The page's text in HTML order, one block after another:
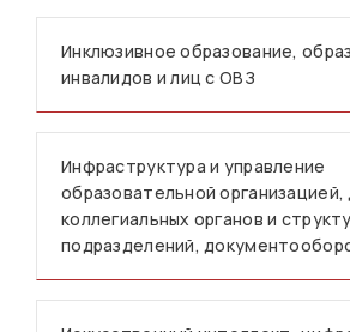
Инклюзивное образование,
инвалидов и лиц с ОВЗ
Инфраструктура и управление
образовательной
коллегиальных органов и
подразделений,